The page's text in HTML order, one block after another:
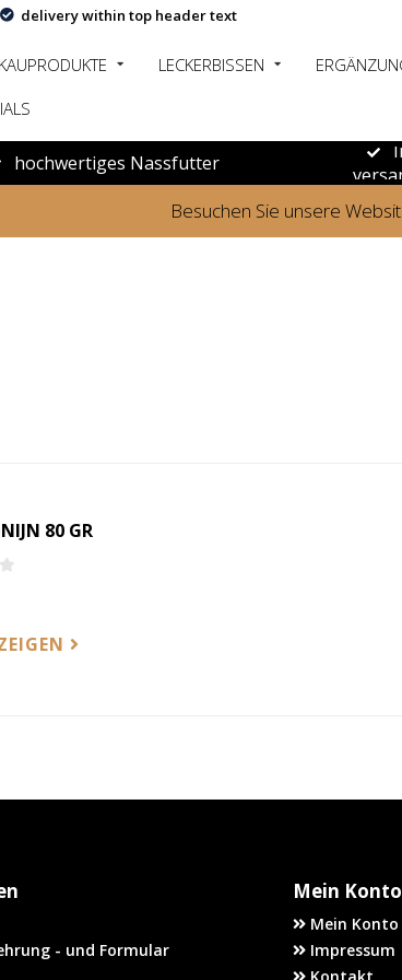
delivery within top header text
KAUPRODUKTE LECKERBISSEN
hochwertiges Nassfutter
Besuchen Sie unsere
80 GR
- und Formular
Mein Konto
Mein Konto
Impressum